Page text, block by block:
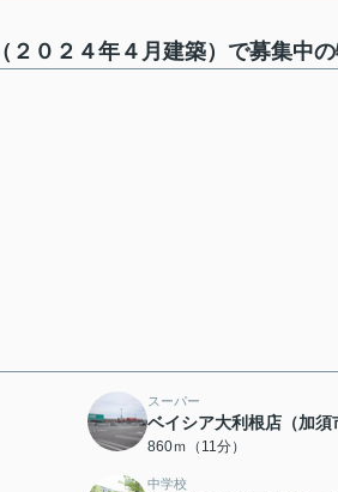
２０２４年４月建築）で募集中
スーパー
ベイシア大利根店（加須
860ｍ（11分）
中学校